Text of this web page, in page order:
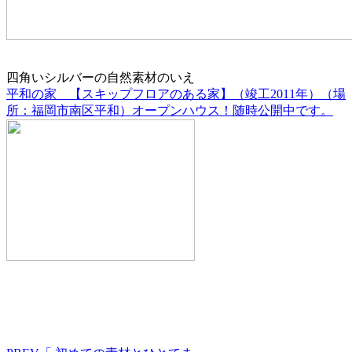
四角いシルバーの自然素材のいえ
平和の家 【スキップフロアのある家】（竣工2011年）（場
所：福岡市南区平和）オープンハウス！随時公開中です。